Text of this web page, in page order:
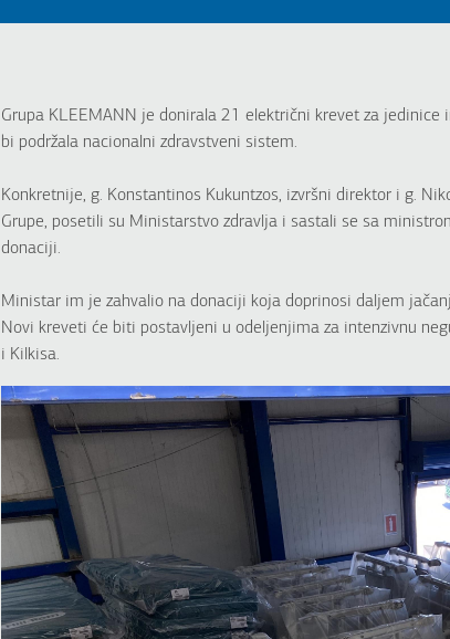
Grupa KLEEMANN je donirala 21 električni krevet za
bi podržala nacionalni zdravstveni sistem.
Konkretnije, g. Konstantinos Kukuntzos, izvršni direktor i g.
Grupe, posetili su Ministarstvo zdravlja i sastali se sa
donaciji.
Ministar im je zahvalio na donaciji koja doprinosi daljem
Novi kreveti će biti postavljeni u odeljenjima za intenzivnu
i Kilkisa.